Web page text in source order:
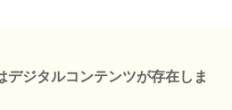
デジタルコンテンツが存在しま